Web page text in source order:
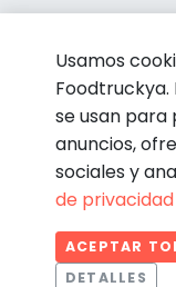
Condiciones de
Usamos
Foodtruckya.
se usan para
anuncios,
sociales y
de privacidad
ACEPTAR
DETALLES